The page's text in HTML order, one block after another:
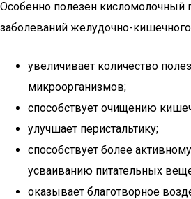
Особенно полезен кисломолочный
заболеваний желудочно-кишечного
увеличивает количество
микроорганизмов;
способствует очищению
улучшает перистальтику;
способствует более
усваиванию питательных
оказывает благотворное